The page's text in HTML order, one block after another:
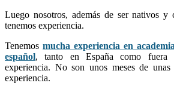
Luego nosotros, además de ser nativos y
tenemos experiencia.
Tenemos mucha experiencia en
español, tanto en España como fuera
experiencia. No son unos meses de
experiencia.